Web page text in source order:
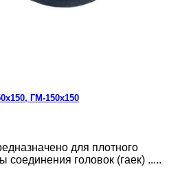
ГМ-150х150
для плотного
соединения головок (гаек) .....